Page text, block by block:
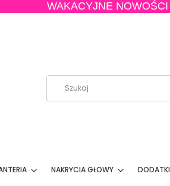
WAKACYJNE NOWOŚCI
NAKRYCIA GŁOWY DODATKI